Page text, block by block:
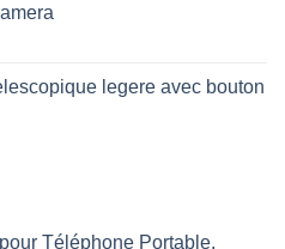
legere avec bouton
Téléphone Portable,